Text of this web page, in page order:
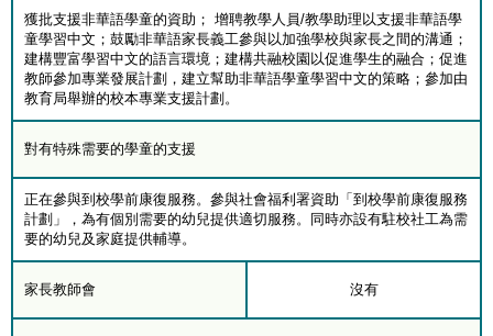
獲批支援非華語學童的資助； 增聘教學人員/教學助理以支援非華語學
童學習中文；鼓勵非華語家長義工參與以加強學校與家長之間的溝通；
建構豐富學習中文的語言環境；建構共融校園以促進學生的融合；促進
教師參加專業發展計劃，建立幫助非華語學童學習中文的策略；參加由
教育局舉辦的校本專業支援計劃。
對有特殊需要的學童的支援
正在參與到校學前康復服務。參與社會福利署資助「到校學前康復服務
計劃」，為有個別需要的幼兒提供適切服務。同時亦設有駐校社工為需
要的幼兒及家庭提供輔導。
家長教師會 沒有